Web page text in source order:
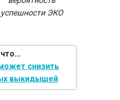
успешности ЭКО
снизить
выкидышей